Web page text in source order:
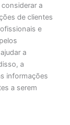
a
de clientes
e
a
a
informações
a serem